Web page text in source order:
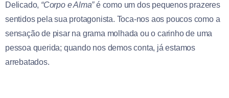
Delicado, “Corpo e Alma”é como um dos pequenos prazeres
sentidos pela sua protagonista. Toca-nos aos poucos como a
sensação de pisar na grama molhada ou o carinho de uma
pessoa querida; quando nos demos conta, já estamos
arrebatados.